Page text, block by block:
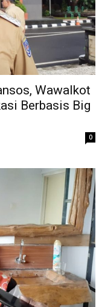
Wawalkot
Berbasis Big
0